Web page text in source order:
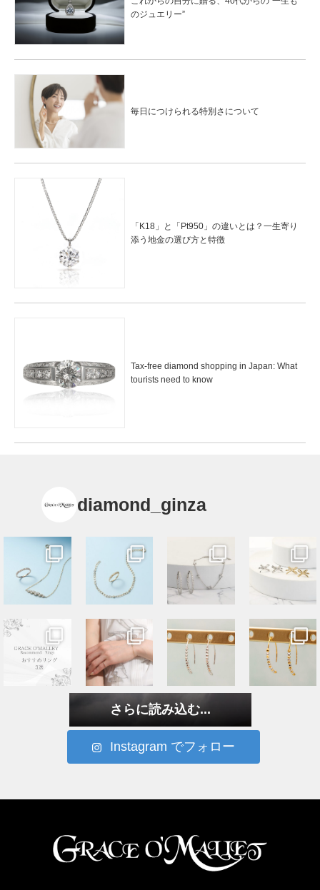
のジュエリー”
毎日につけられる特別さについて
「K18」と「Pt950」の違いとは？一生寄り
添う地金の選び方と特徴
Tax-free diamond shopping in Japan: What
tourists need to know
diamond_ginza
さらに読み込む...
Instagram でフォロー